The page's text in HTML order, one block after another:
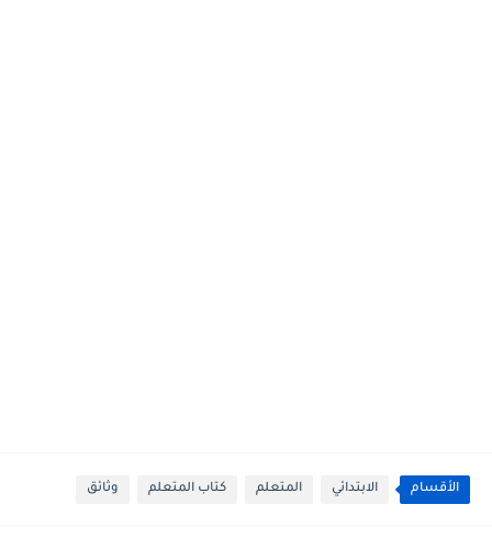
الأقسام الابتدائي المتعلم كتاب المتعلم وثائق